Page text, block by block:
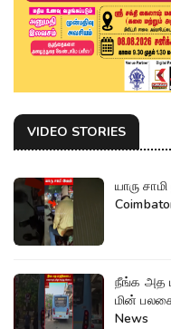
VIDEO STORIES
யாரு
நீங்க அத
மின்
News